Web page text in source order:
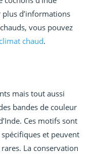
d’informations
vous pouvez
chaud.
mais tout aussi
bandes de couleur
Ces motifs sont
et peuvent
La conservation